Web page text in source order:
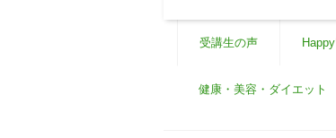
受講生の声 Happy
健康・美容・ダイエット